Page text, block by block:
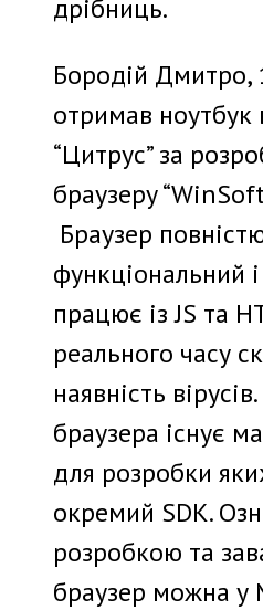
дрібниць.
Бородій Дмитро,
отримав ноутбук
“Цитрус” за
браузеру
Браузер
функціональний
працює із JS та
реального часу
наявність
браузера існує
для розробки
окремий SDK.
розробкою та
браузер можна у